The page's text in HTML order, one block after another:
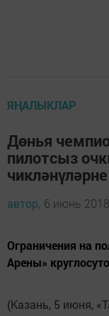
ЯҢАЛЫКЛАР
Дөнья
пилотсыз
автор, 6 июнь
Ограничения на
Арены»
(Казань, 5 июня,